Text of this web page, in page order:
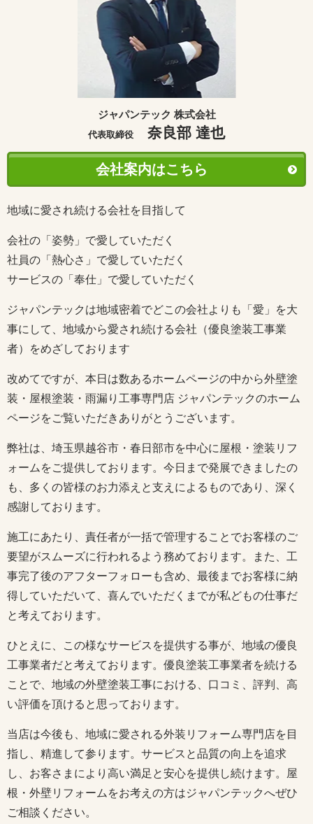
ジャパンテック 株式会社
代表取締役 奈良部 達也
会社案内はこちら
地域に愛され続ける会社を目指して
会社の「姿勢」で愛していただく
社員の「熱心さ」で愛していただく
サービスの「奉仕」で愛していただく
ジャパンテックは地域密着でどこの会社よりも「愛」を大
事にして、地域から愛され続ける会社（優良塗装工事業
者）をめざしております
改めてですが、本日は数あるホームページの中から外壁塗
装・屋根塗装・雨漏り工事専門店 ジャパンテックのホーム
ページをご覧いただきありがとうございます。
弊社は、埼玉県越谷市・春日部市を中心に屋根・塗装リフ
ォームをご提供しております。今日まで発展できましたの
も、多くの皆様のお力添えと支えによるものであり、深く
感謝しております。
施工にあたり、責任者が一括で管理することでお客様のご
要望がスムーズに行われるよう務めております。また、工
事完了後のアフターフォローも含め、最後までお客様に納
得していただいて、喜んでいただくまでが私どもの仕事だ
と考えております。
ひとえに、この様なサービスを提供する事が、地域の優良
工事業者だと考えております。優良塗装工事業者を続ける
ことで、地域の外壁塗装工事における、口コミ、評判、高
い評価を頂けると思っております。
当店は今後も、地域に愛される外装リフォーム専門店を目
指し、精進して参ります。サービスと品質の向上を追求
し、お客さまにより高い満足と安心を提供し続けます。屋
根・外壁リフォームをお考えの方はジャパンテックへぜひ
ご相談ください。